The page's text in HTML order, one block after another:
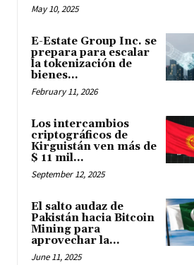
May 10, 2025
E-Estate Group Inc. se
prepara para escalar
la tokenización de
bienes...
February 11, 2026
Los intercambios
criptográficos de
Kirguistán ven más de
$ 11 mil...
September 12, 2025
El salto audaz de
Pakistán hacia Bitcoin
Mining para
aprovechar la...
June 11, 2025